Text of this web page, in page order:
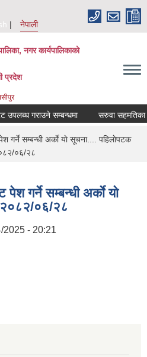
नेपाली
नगर कार्यपालिकाको
प्रदेश
गराउने सम्बन्धमा सरुवा सहमतिका
गर्ने सम्बन्धी अर्काे याे सूचना.... पहिलाेपटक
०६/२८
गर्ने सम्बन्धी अर्काे याे
२०८२/०६/२८
2025 - 20:21